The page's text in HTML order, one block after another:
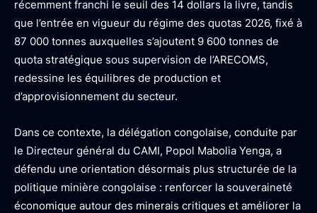
récemment franchi le seuil des 14 dollars la livre, tandis
que l’entrée en vigueur du régime des quotas 2026, fixé à
87 000 tonnes auxquelles s’ajoutent 9 600 tonnes de
quota stratégique sous supervision de l’ARECOMS,
redessine les équilibres de production et
d’approvisionnement du secteur.
Dans ce contexte, la délégation congolaise, conduite par
le Directeur général du CAMI, Popol Mabolia Yenga, a
défendu une orientation désormais plus structurée de la
politique minière congolaise : renforcer la souveraineté
économique autour des minerais critiques et améliorer la